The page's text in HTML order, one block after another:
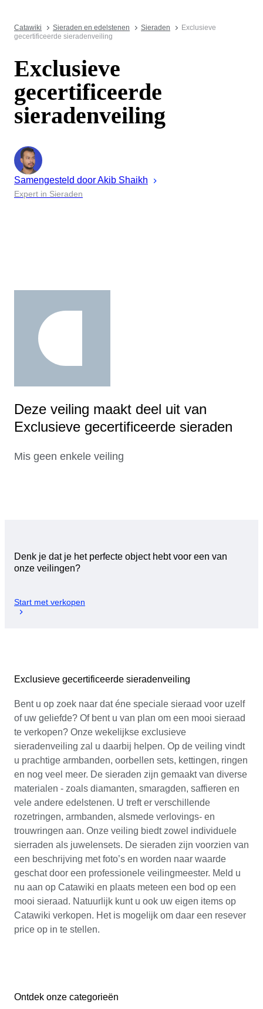
Catawiki Sieraden en edelstenen Sieraden
Exclusieve
gecertificeerde sieradenveiling
Exclusieve
gecertificeerde
sieradenveiling
Samengesteld doorAkib Shaikh
Expert in Sieraden
Deze veiling maakt deel uit van
Exclusieve gecertificeerde sieraden
Mis geen enkele veiling
Denk je dat je het perfecte object hebt voor een van
onze veilingen?
Start met verkopen
Exclusieve gecertificeerde sieradenveiling
Bent u op zoek naar dat éne speciale sieraad voor uzelf
of uw geliefde? Of bent u van plan om een mooi sieraad
te verkopen? Onze wekelijkse exclusieve
sieradenveiling zal u daarbij helpen. Op de veiling vindt
u prachtige armbanden, oorbellen sets, kettingen, ringen
en nog veel meer. De sieraden zijn gemaakt van diverse
materialen - zoals diamanten, smaragden, saffieren en
vele andere edelstenen. U treft er verschillende
rozetringen, armbanden, alsmede verlovings- en
trouwringen aan. Onze veiling biedt zowel individuele
sierraden als juwelensets. De sieraden zijn voorzien van
een beschrijving met foto’s en worden naar waarde
geschat door een professionele veilingmeester. Meld u
nu aan op Catawiki en plaats meteen een bod op een
mooi sieraad. Natuurlijk kunt u ook uw eigen items op
Catawiki verkopen. Het is mogelijk om daar een resever
price op in te stellen.
Ontdek onze categorieën